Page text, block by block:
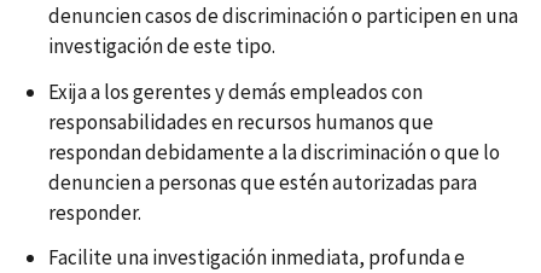
denuncien casos de discriminación o participen en una
investigación de este tipo.
Exija a los gerentes y demás empleados con
responsabilidades en recursos humanos que
respondan debidamente a la discriminación o que lo
denuncien a personas que estén autorizadas para
responder.
Facilite una investigación inmediata, profunda e